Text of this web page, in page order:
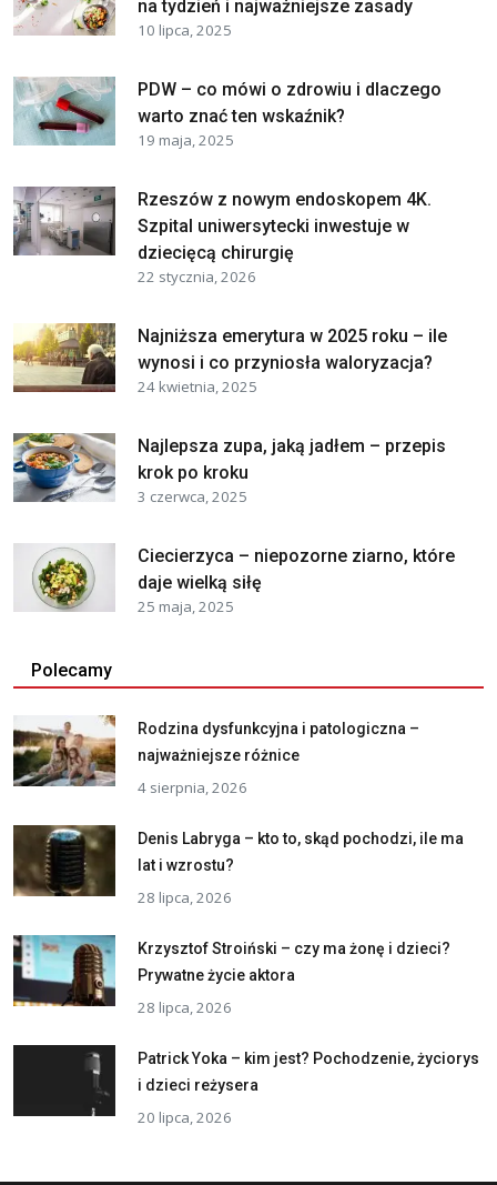
na tydzień i najważniejsze zasady
10 lipca, 2025
PDW – co mówi o zdrowiu i dlaczego
warto znać ten wskaźnik?
19 maja, 2025
Rzeszów z nowym endoskopem 4K.
Szpital uniwersytecki inwestuje w
dziecięcą chirurgię
22 stycznia, 2026
Najniższa emerytura w 2025 roku – ile
wynosi i co przyniosła waloryzacja?
24 kwietnia, 2025
Najlepsza zupa, jaką jadłem – przepis
krok po kroku
3 czerwca, 2025
Ciecierzyca – niepozorne ziarno, które
daje wielką siłę
25 maja, 2025
Polecamy
Rodzina dysfunkcyjna i patologiczna –
najważniejsze różnice
4 sierpnia, 2026
Denis Labryga – kto to, skąd pochodzi, ile ma
lat i wzrostu?
28 lipca, 2026
Krzysztof Stroiński – czy ma żonę i dzieci?
Prywatne życie aktora
28 lipca, 2026
Patrick Yoka – kim jest? Pochodzenie, życiorys
i dzieci reżysera
20 lipca, 2026